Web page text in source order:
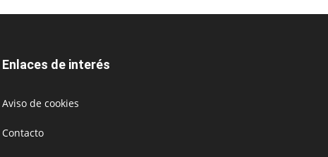
Enlaces de interés
Aviso de cookies
Contacto